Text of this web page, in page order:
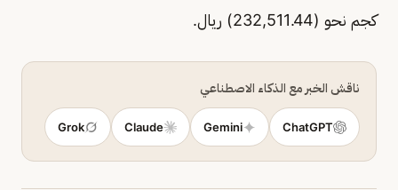
كجم نحو (232,511.44) ريال.
ناقش الخبر مع الذكاء الاصطناعي
ChatGPT
Gemini
Claude
Grok